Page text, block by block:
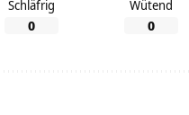
Schläfrig
0
Wütend
0